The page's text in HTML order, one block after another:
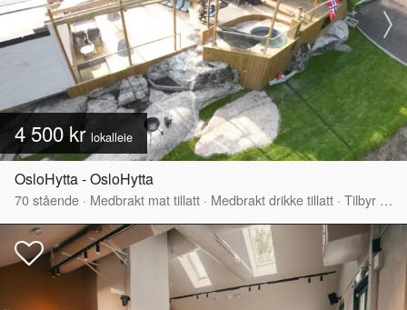
4 500 kr lokalleie
OsloHytta - OsloHytta
70stående · Medbrakt mat tillatt · Medbrakt drikke tillatt · Tilbyr servering